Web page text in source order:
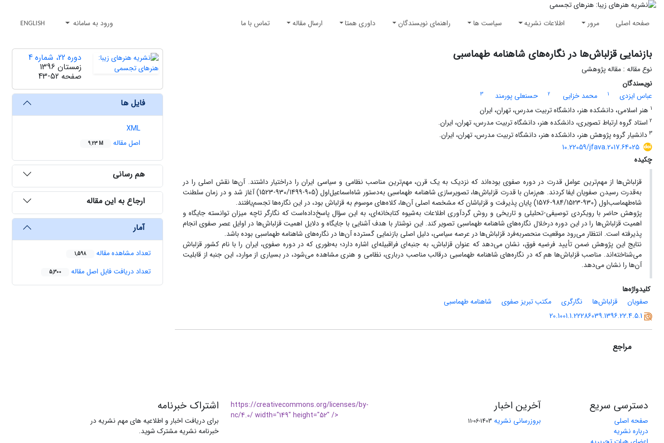
صفحه اصلی مرور اطلاعات نشریه سیاست ها راهنمای نویسندگان داوری همتا ارسال مقاله تماس با ما ورود به سامانه ENGLISH
بازنمایی قزلباش‌ها در نگاره‌های شاهنامه طهماسبی
نوع مقاله : مقاله پژوهشی
نویسندگان
عباس ایزدی
1 محمد خزایی 2 حسنعلی پورمند
3
1 هنر اسلامی، دانشکده هنر، دانشگاه تربیت مدرس، تهران، ایران
2 استاد گروه ارتباط تصویری، دانشکده هنر، دانشگاه تربیت مدرس، تهران، ایران.
3 دانشیار گروه پژوهش هنر، دانشکده هنر، دانشگاه تربیت مدرس، تهران، ایران.
10.22059/jfava.2017.64025
چکیده
قزلباش‌ها از مهم‌ترین عوامل قدرت در دوره صفوی بوده‌اند که نزدیک به یک‌ قرن، مهم‌ترین مناصب نظامی و سیاسی ایران را دراختیار داشتند. آن‌ها نقش اصلی را در
به‌‌قدرت رسیدن صفویان ایفا کردند. هم‌زمان با قدرت قزلباش‌ها، تصویرسازی شاهنامه طهماسبی به‌دستور شاه‌اسماعیل‌اول (905-930/1499-1523) آغاز شد و در زمان سلطنت
شاه‌طهماسب‌اول (930-984/1523-1576) پایان پذیرفت و قزلباشان که مشخصه اصلی آن‌ها، کلاه‌های موسوم به قزلباش بود، در این نگاره‌ها تجسم‌یافتند.
پژوهش حاضر با رویکردی توصیفی-تحلیلی و تاریخی و روش گردآوری اطلاعات به‌شیوه کتابخانه‌ای، به این سؤال پاسخ‌داده‌است که نگارگر تاچه میزان توانسته جایگاه و
اهمیت قزلباش‌ها را در این دوره درخلال نگاره‌های شاهنامه طهماسبی تصویر کند. این نوشتار با هدف آشنایی با جایگاه و دلایل اهمیت قزلباش‌ها در اوایل عصر صفوی انجام
پذیرفته است. انتظار می‌رود موقعیت منحصربه‌فرد قزلباش‌ها در عرصه سیاسی، دلیل اصلی بازنمایی گسترده آن‌ها در نگاره‌های شاهنامه طهماسبی بوده باشد.
نتایج این پژوهش ضمن تأیید فرضیه فوق، نشان می‌دهد که عنوان قزلباش، به جنبه‌ای فراقبیله‌ای اشاره دارد؛ به‌طوری‌ که در دوره صفوی، ایران را با نام کشور قزلباش
می‌شناخته‌اند. مناصب قزلباش‌ها هم که در نگاره‌های شاهنامه طهماسبی درقالب مناصب درباری، نظامی و هنری مشاهده می‌شود، در بسیاری از موارد، این جنبه از قابلیت
آن‌ها را نشان می‌دهد.
کلیدواژه‌ها
صفویان
قزلباش‌ها نگارگری مکتب تبریز صفوی
شاهنامه طهماسبی
20.1001.1.22286039.1396.22.4.5.1
مراجع
دوره 22، شماره 4
زمستان 1396
صفحه 43-52
فایل ها
XML
اصل مقاله
9.23 M
هم رسانی
ارجاع به این مقاله
آمار
تعداد مشاهده مقاله 1,598
تعداد دریافت فایل اصل مقاله 5,300
دسترسی سریع
صفحه اصلی
درباره نشریه
آخرین اخبار
بروزرسانی نشریه 1403-06-11
https://creativecommons.org/licenses/by-
nc/4.0/ width="149" height="52" />
اشتراک خبرنامه
برای دریافت اخبار و اطلاعیه های مهم نشریه در
خبرنامه نشریه مشترک شوید.